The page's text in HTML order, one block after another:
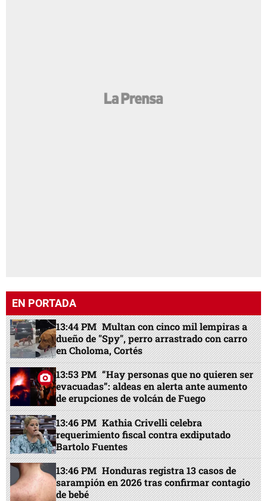
EN PORTADA
13:44 PM Multan con cinco mil lempiras a
dueño de "Spy", perro arrastrado con carro
en Choloma, Cortés
13:53 PM “Hay personas que no quieren ser
evacuadas”: aldeas en alerta ante aumento
de erupciones de volcán de Fuego
13:46 PM Kathia Crivelli celebra
requerimiento fiscal contra exdiputado
Bartolo Fuentes
13:46 PM Honduras registra 13 casos de
sarampión en 2026 tras confirmar contagio
de bebé